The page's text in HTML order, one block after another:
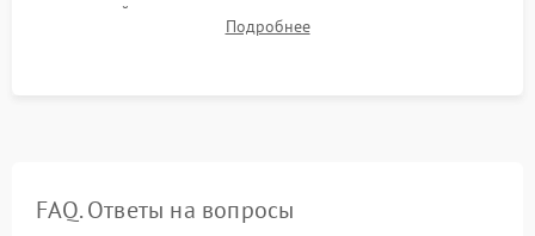
до нужной температуры, отсутствия посторонних шумов,
штатного слива и абсолютной сухости в поддоне.
Подробнее
FAQ. Ответы на вопросы